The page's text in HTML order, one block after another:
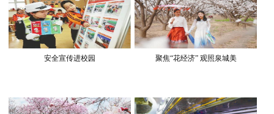
安全宣传进校园 聚焦“花经济” 观照泉城美